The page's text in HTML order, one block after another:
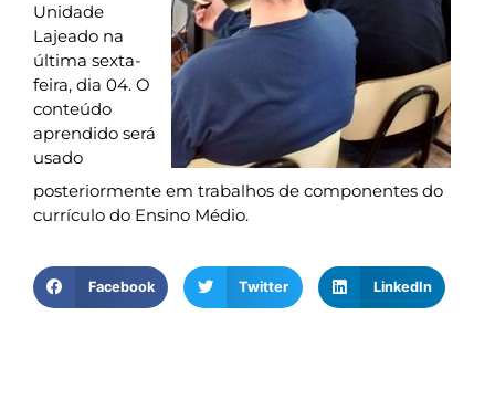
Unidade
Lajeado na
última sexta-
feira, dia 04. O
conteúdo
aprendido será
usado
posteriormente em trabalhos de componentes do
currículo do Ensino Médio.
Facebook Twitter LinkedIn